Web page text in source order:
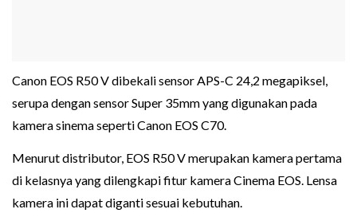
Canon EOS R50 V dibekali sensor APS-C 24,2 megapiksel,
serupa dengan sensor Super 35mm yang digunakan pada
kamera sinema seperti Canon EOS C70.
Menurut distributor, EOS R50 V merupakan kamera pertama
di kelasnya yang dilengkapi fitur kamera Cinema EOS. Lensa
kamera ini dapat diganti sesuai kebutuhan.